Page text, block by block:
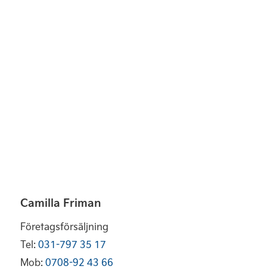
Camilla Friman
Företagsförsäljning
Tel: 031-797 35 17
Mob: 0708-92 43 66